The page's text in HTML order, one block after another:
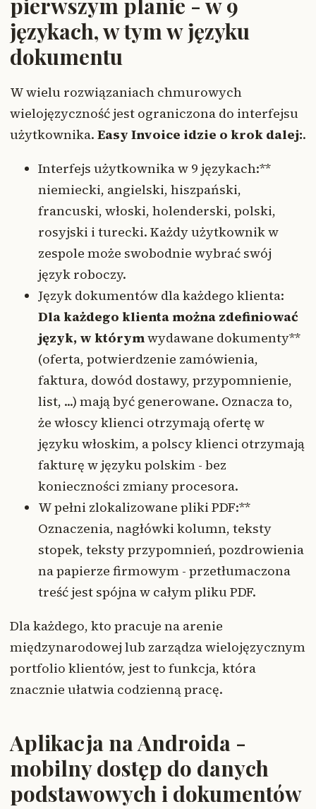
pierwszym planie - w9
językach, w tym w języku
dokumentu
W wielu rozwiązaniach chmurowych
wielojęzyczność jest ograniczona do interfejsu
użytkownika. Easy Invoice idzie o krok dalej:.
Interfejs użytkownika w 9 językach:**
niemiecki, angielski, hiszpański,
francuski, włoski, holenderski, polski,
rosyjski i turecki. Każdy użytkownik w
zespole może swobodnie wybrać swój
język roboczy.
Język dokumentów dla każdego klienta:
Dla każdego klienta można zdefiniować
język, w którymwydawane dokumenty**
(oferta, potwierdzenie zamówienia,
faktura, dowód dostawy, przypomnienie,
list, ...) mają być generowane. Oznacza to,
że włoscy klienci otrzymają ofertę w
języku włoskim, a polscy klienci otrzymają
fakturę w języku polskim - bez
konieczności zmiany procesora.
W pełni zlokalizowane pliki PDF:**
Oznaczenia, nagłówki kolumn, teksty
stopek, teksty przypomnień, pozdrowienia
na papierze firmowym - przetłumaczona
treść jest spójna w całym pliku PDF.
Dla każdego, kto pracuje na arenie
międzynarodowej lub zarządza wielojęzycznym
portfolio klientów, jest to funkcja, która
znacznie ułatwia codzienną pracę.
Aplikacja na Androida -
mobilny dostęp do danych
podstawowych i dokumentów